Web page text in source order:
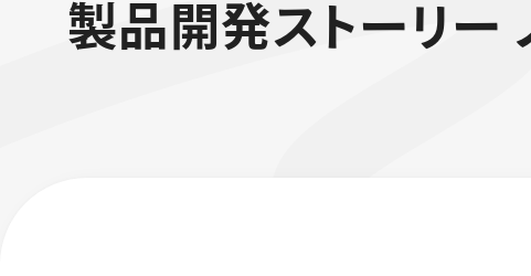
エナージェル
シャープペン
消し具
製品 開 発ス トー リ ー